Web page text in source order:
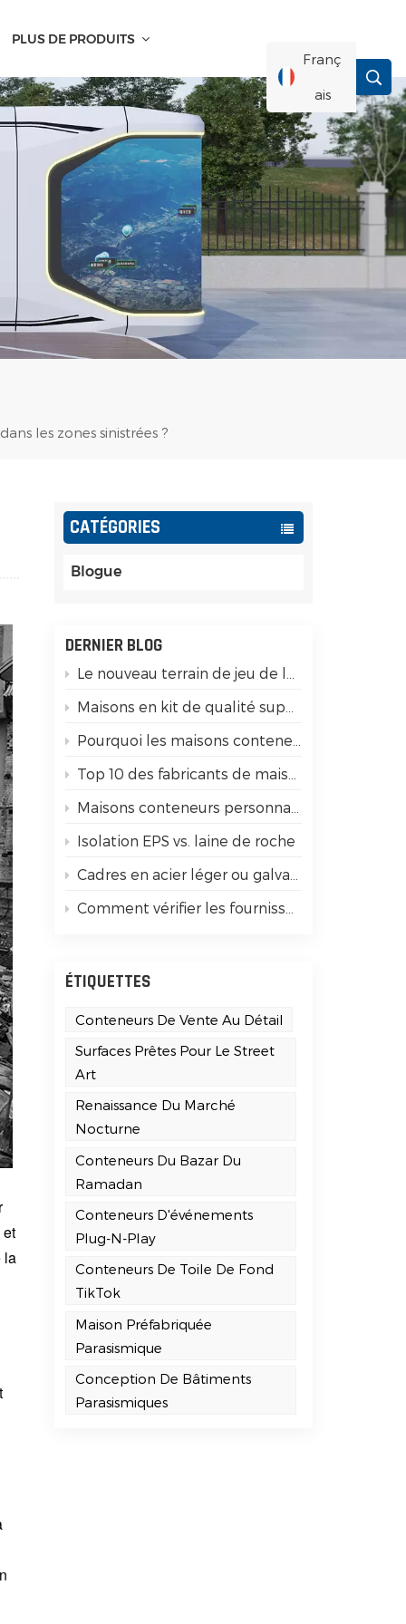
PLUS DE PRODUITS
Franç
Ais
English
Français
Русский
les zones sinistrées ?
CATÉGORIES
Blogue
DERNIER BLOG
Le nouveau terrain de jeu de la génération Z&nbsp;: transformer les conteneurs modulaires en monnaie sociale
Maisons en kit de qualité supérieure : 15 différences clés que vous devez vérifier !
Pourquoi les maisons conteneurs préfabriquées ont-elles une bonne résistance aux tremblements de terre ?
Top 10 des fabricants de maisons conteneurs en Chine
Maisons conteneurs personnalisées pour le glamping de luxe
Isolation EPS vs. laine de roche
Cadres en acier léger ou galvanisés robustes : guide simple pour débutants
Comment vérifier les fournisseurs de maisons conteneurs certifiés ISO 9001
ÉTIQUETTES
Conteneurs De Vente Au Détail
Surfaces Prêtes Pour Le Street
Art
Renaissance Du Marché
Nocturne
Conteneurs Du Bazar Du
Ramadan
Conteneurs D'événements
Plug-N-Play
Conteneurs De Toile De Fond
TikTok
Maison Préfabriquée
Parasismique
Conception De Bâtiments
Parasismiques
la